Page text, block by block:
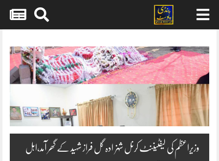
content
وزیراعظم کی لیفٹیننٹ کرنل شہزادہ گل فراز شہید کے گھر آمد،اہل